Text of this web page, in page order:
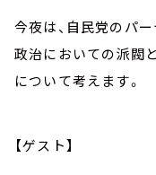
今夜は、自民党のパ
政治においての派閥
について考えます。
【ゲスト】